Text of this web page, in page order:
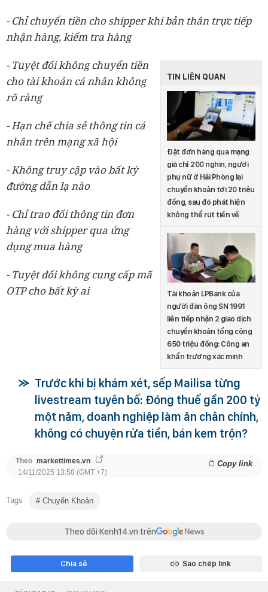
- Chỉ chuyển tiền cho shipper khi bản thân trực tiếp
nhận hàng, kiểm tra hàng
TIN LIÊN QUAN
Đặt đơn hàng qua mạng
giá chỉ 200 nghìn, người
phụ nữ ở Hải Phòng lại
chuyển khoản tới 20 triệu
đồng, sau đó phát hiện
không thể rút tiền về
Tài khoản LPBank của
người đàn ông SN 1991
liên tiếp nhận 2 giao dịch
chuyển khoản tổng cộng
650 triệu đồng: Công an
khẩn trương xác minh
- Tuyệt đối không chuyển tiền
cho tài khoản cá nhân không
rõ ràng
- Hạn chế chia sẻ thông tin cá
nhân trên mạng xã hội
- Không truy cập vào bất kỳ
đường dẫn lạ nào
- Chỉ trao đổi thông tin đơn
hàng với shipper qua ứng
dụng mua hàng
- Tuyệt đối không cung cấp mã
OTP cho bất kỳ ai
Trước khi bị khám xét, sếp Mailisa từng
livestream tuyên bố: Đóng thuế gần 200 tỷ
một năm, doanh nghiệp làm ăn chân chính,
không có chuyện rửa tiền, bán kem trộn?
Theo markettimes.vn Copy link
14/11/2025 13:58 (GMT +7)
Tags Chuyển Khoản
Theo dõi Kenh14.vn trên
Chia sẻ Sao chép link